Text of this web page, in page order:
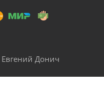
Евгений Донич